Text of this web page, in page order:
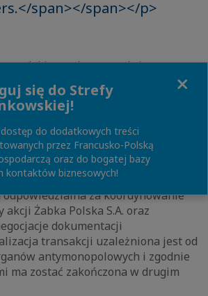
span></span></p>
na polskim rynku transakcja
naszej praktyki
private equityw
z Mid Europa, które zostały
wcześniejszych,
transakcjach, w których
– powiedział Marcin
kieruj?cy biurem White & Case w
odpowiedzialna za koordynowanie
akcji Żabka Polska S.A. oraz
dokumentacji
transakcji uzależniona jest od
antymonopolowych i zgodnie
ma zostać zakończona w drugim
się do Strefy
do dodatkowych treści
przez Francusko-Polską
oraz do bogatej bazy
kontaktów biznesowych!